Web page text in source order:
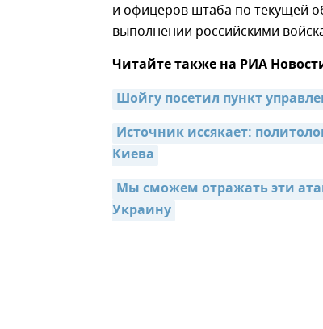
и офицеров штаба по текущей
выполнении российскими
Читайте также на РИА
Шойгу посетил пункт
Источник иссякает:
Киева
Мы сможем отражать эти
Украину